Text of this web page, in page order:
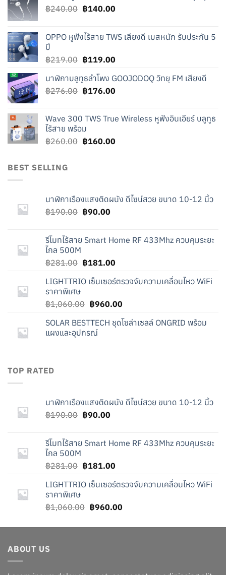
฿240.00 Original
฿240.00.
฿140.00Current
฿140.00.
OPPO หูฟังไร้สาย TWS เสียงดี เบสหนัก รับประกัน 5
ปี
฿219.00 Original
was:
฿219.00.
฿119.00Current
is:
฿119.00.
นาฬิกาบลูทูธลำโพง GOOJODOQ วิทยุ FM เสียงดี
฿276.00 Original
฿276.00.
฿176.00Current
฿176.00.
Wave 300 TWS True Wireless หูฟังอินเอียร์ บลูทูธ
ไร้สาย พร้อม
฿260.00 Original
฿160.00Current
BEST SELLING
นาฬิกาเรืองแสงติดผนัง ดีไซน์สวย ขนาด 10-12 นิ้ว
฿190.00 Original
฿190.00.
฿90.00Current
฿90.00.
รีโมทไร้สาย Smart Home RF 433Mhz ควบคุมระยะ
ไกล 500M
฿281.00 Original
was:
฿181.00Current
is:
LIGHTTRIO เซ็นเซอร์ตรวจจับความเคลื่อนไหว WiFi
ราคาพิเศษ
฿1,060.00 Original
was:
฿1,060.00.
฿960.00Current
is:
SOLAR BESTTECH ชุดโซล่าเซลล์ ONGRID พร้อม
แผงและอุปกรณ์
TOP RATED
นาฬิกาเรืองแสงติดผนัง ดีไซน์สวย ขนาด 10-12 นิ้ว
฿190.00 Original
฿190.00.
฿90.00Current
฿90.00.
รีโมทไร้สาย Smart Home RF 433Mhz ควบคุมระยะ
ไกล 500M
฿281.00 Original
was:
฿181.00Current
is:
LIGHTTRIO เซ็นเซอร์ตรวจจับความเคลื่อนไหว WiFi
ราคาพิเศษ
฿1,060.00 Original
was:
฿960.00Current
is:
ABOUT US